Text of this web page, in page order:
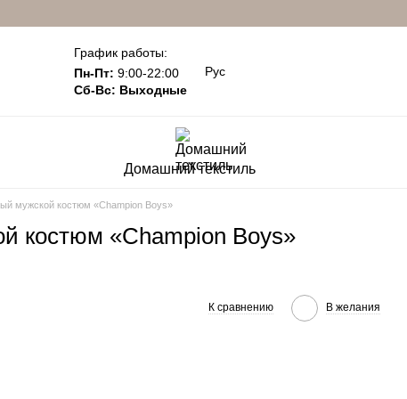
График работы:
Пн-Пт: 9:00-22:00
Сб-Вс: Выходные
Рус
Домашний текстиль
мужской костюм «Champion Boys»
костюм «Champion Boys»
К сравнению В желания